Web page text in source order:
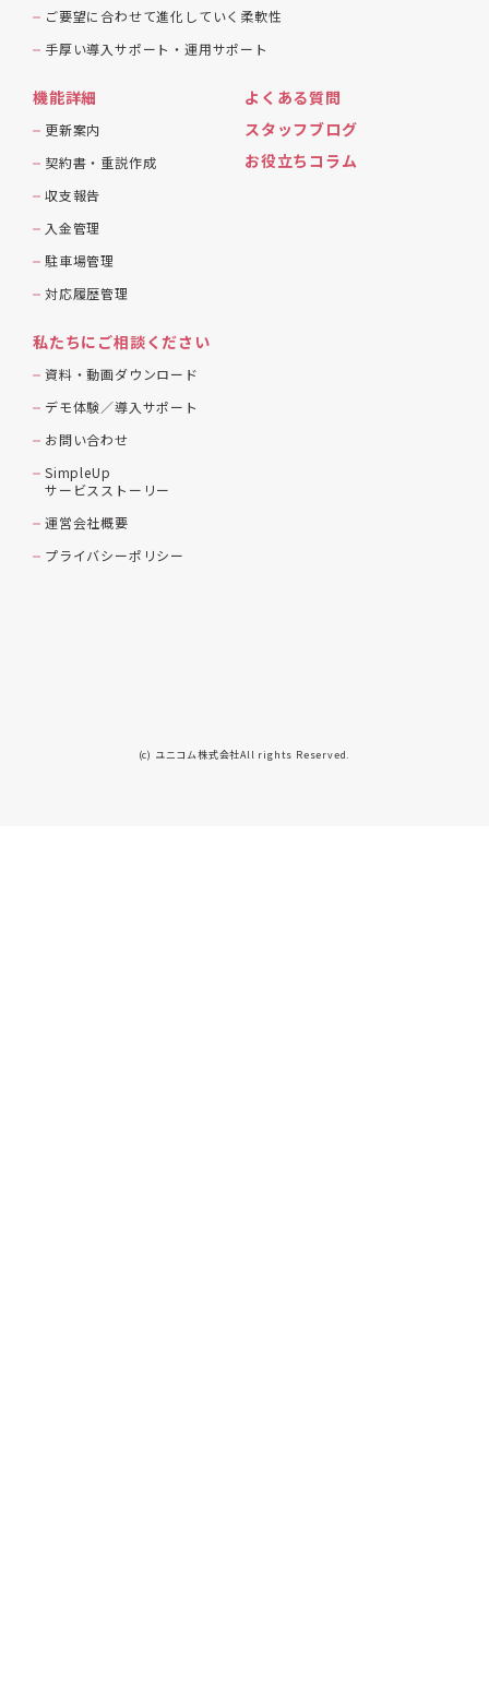
ご要望に合わせて進化していく柔軟性
手厚い導入サポート・運用サポート
機能詳細
更新案内
契約書・重説作成
収支報告
入金管理
駐車場管理
対応履歴管理
よくある質問
スタッフブログ
お役立ちコラム
私たちにご相談ください
資料・動画ダウンロード
デモ体験／導入サポート
お問い合わせ
SimpleUp
サービスストーリー
運営会社概要
プライバシーポリシー
(c) ユニコム株式会社All rights Reserved.